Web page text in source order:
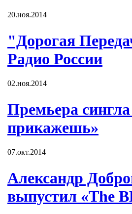
20.ноя.2014
"Дорогая
Радио России
02.ноя.2014
Премьера
прикажешь»
07.окт.2014
Александр
выпустил «The